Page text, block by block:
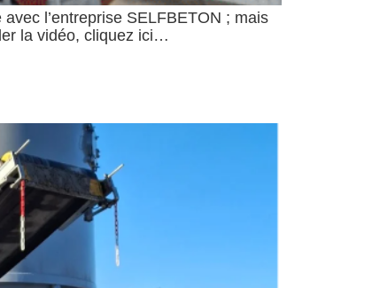
l’entreprise SELFBETON ; mais
la vidéo, cliquez ici…